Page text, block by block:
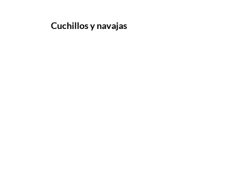
Cuchillos y navajas